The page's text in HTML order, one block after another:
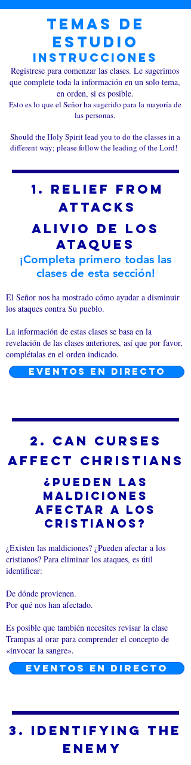
Temas de
estudio
Instrucciones
Regístrese para comenzar las clases. Le sugerimos
que complete toda la información en un solo tema,
en orden, si es posible.
Esto es lo que el Señor ha sugerido para la mayoría de
las personas.
Should the Holy Spirit lead you to do the classes in a
different way; please follow the leading of the Lord!
1. Relief from
Attacks
Alivio de los
ataques
¡Completa primero todas las
clases de esta sección!
El Señor nos ha mostrado cómo ayudar a disminuir
los ataques contra Su pueblo.
La información de estas clases se basa en la
revelación de las clases anteriores, así que por favor,
complétalas en el orden indicado.
EVENTOS EN DIRECTO
2. can curses
affect christians
¿Pueden las
maldiciones
afectar a los
cristianos?
¿Existen las maldiciones? ¿Pueden afectar a los
cristianos? Para eliminar los ataques, es útil
identificar:
De dónde provienen.
Por qué nos han afectado.
Es posible que también necesites revisar la clase
Trampas al orar para comprender el concepto de
«invocar la sangre».
EVENTOS EN DIRECTO
3. Identifying the
Enemy